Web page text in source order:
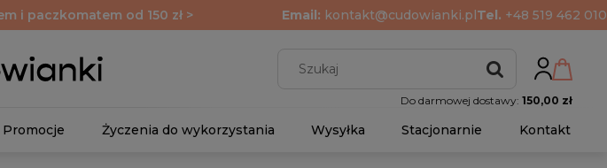
i paczkomatem od 150 zł > Email: kontakt@cudowianki.plTel. +48 519 462 010
Do darmowej dostawy: 150,00 zł
Promocje Życzenia do wykorzystania Wysyłka Stacjonarnie Kontakt